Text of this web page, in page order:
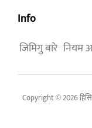
Info
जिमिगु बारे नियम
Copyright © 2026